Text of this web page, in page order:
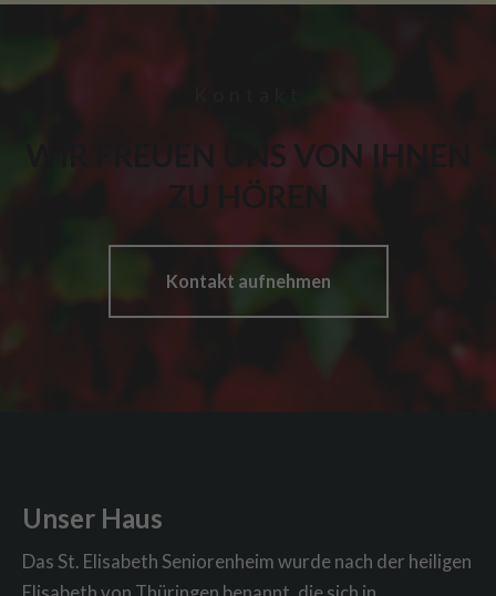
WIR FREUEN UNS VON IHNEN
ZU HÖREN
Kontakt aufnehmen
Unser Haus
Das St. Elisabeth Seniorenheim wurde nach der heiligen